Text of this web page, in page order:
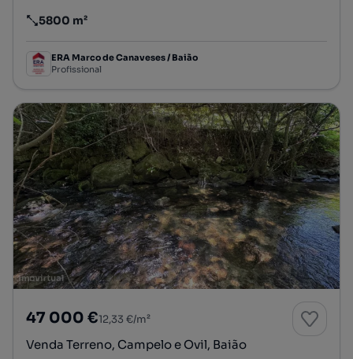
Preço por metro quadrado
5800 m²
ERA Marco de Canaveses / Baião
Profissional
47 000 €12,33 €/m²
Venda Terreno, Campelo e Ovil, Baião